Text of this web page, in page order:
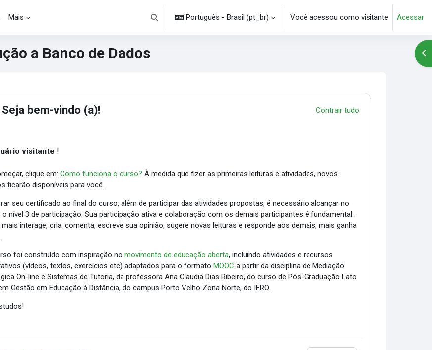
Mais
Alternar entrada de pesquisa
Português - Brasil ‎(pt_br)‎ Você acessou como visitante Acessar
a Banco de Dados
da seção
Seja bem-vindo (a)! Contrair tudo
visitante !
clique em:Como funciona o curso? À medida que fizer as primeiras leituras e atividades, novos
ficarão disponíveis para você.
seu certificado ao final do curso, além de participar das atividades propostas, é necessário alcançar no
nível 3 de participação. Sua participação ativa e colaboração com os demais participantes é fundamental.
mais interage, cria, comenta, escreve sua opinião, sugere novas leituras e responde aos demais, mais ganha
foi construído com inspiração nomovimento de educação aberta, incluindo atividades e recursos
(vídeos, textos, exercícios etc) adaptados para o formatoMOOC a partir da disciplina de Mediação
On-line e Sistemas de Tutoria, da professora Ana Claudia Dias Ribeiro, do curso de Pós-Graduação Lato
Gestão em Educação à Distância, do campus Porto Velho Zona Norte, do IFRO.